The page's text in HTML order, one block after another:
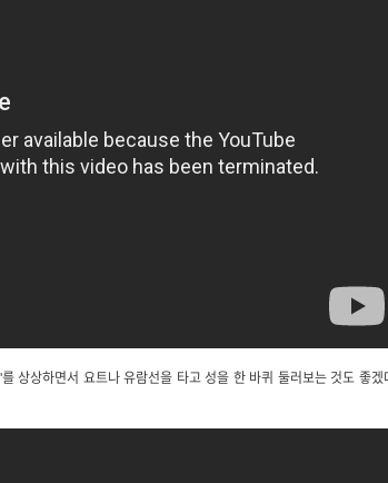
상상하면서 요트나 유람선을 타고 성을 한 바퀴 둘러보는 것도 좋겠